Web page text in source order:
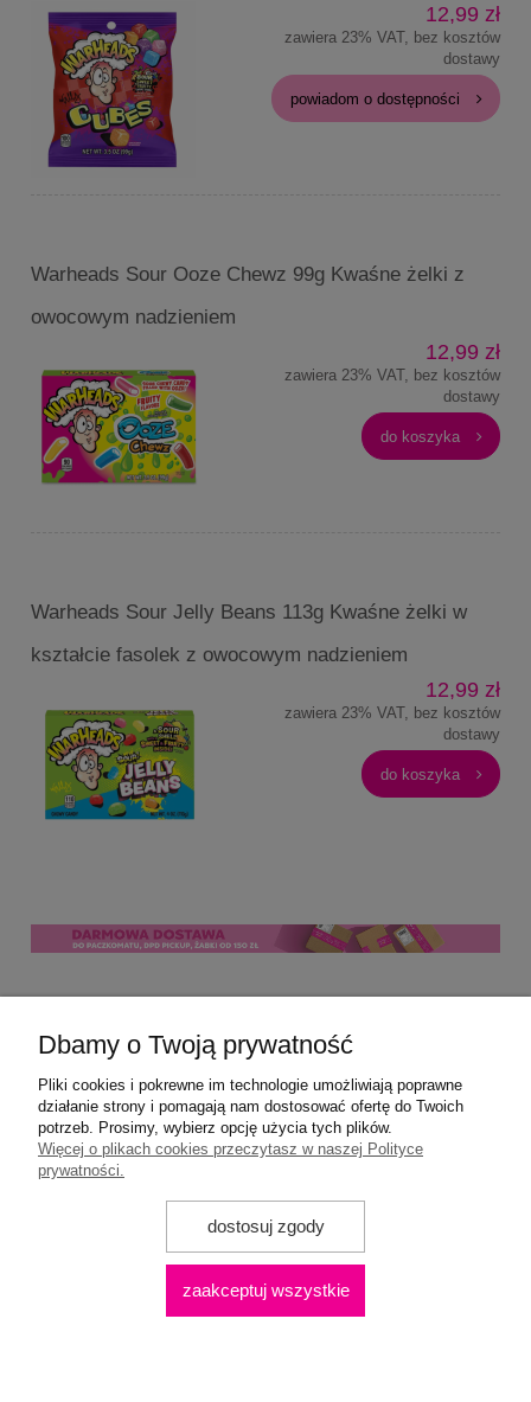
12,99 zł
zawiera 23% VAT, bez kosztów
dostawy
powiadom o dostępności
Warheads Sour Ooze Chewz 99g Kwaśne żelki z
owocowym nadzieniem
12,99 zł
zawiera 23% VAT, bez kosztów
dostawy
do koszyka
Warheads Sour Jelly Beans 113g Kwaśne żelki w
kształcie fasolek z owocowym nadzieniem
12,99 zł
zawiera 23% VAT, bez kosztów
dostawy
do koszyka
Moje konto
Płatności i dostawa
Informacje
O nas
Praca
Dbamy o Twoją prywatność
Pliki cookies i pokrewne im technologie umożliwiają poprawne
działanie strony i pomagają nam dostosować ofertę do Twoich
potrzeb. Prosimy, wybierz opcję użycia tych plików.
Więcej o plikach cookies przeczytasz w naszej Polityce
prywatności.
dostosuj zgody
zaakceptuj wszystkie